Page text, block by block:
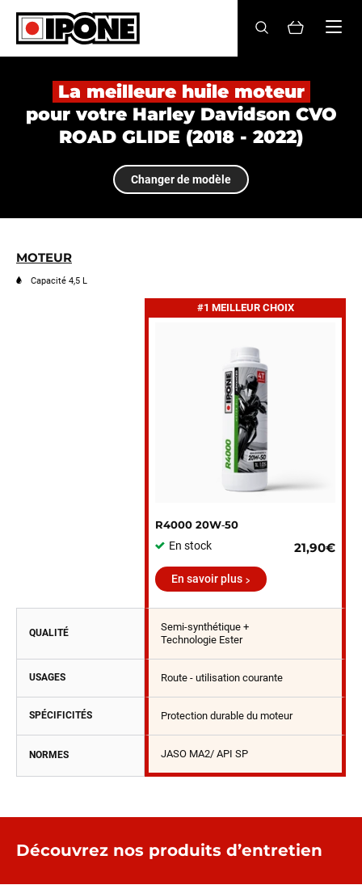
Ipone
HUILES MOTEUR
ENTRETIEN
MAINTENANCE
Revendeurs
La meilleure huile moteur
pour votre Harley Davidson CVO
ROAD GLIDE (2018 - 2022)
Changer de modèle
MOTEUR
Capacité 4,5 L
#1 MEILLEUR CHOIX
R4000 20W‑50
En stock
21,90€
En savoir plus
QUALITÉ
Semi-synthétique +
Technologie Ester
USAGES Route - utilisation courante
SPÉCIFICITÉS Protection durable du moteur
NORMES JASO MA2/ API SP
Découvrez nos produits d’entretien